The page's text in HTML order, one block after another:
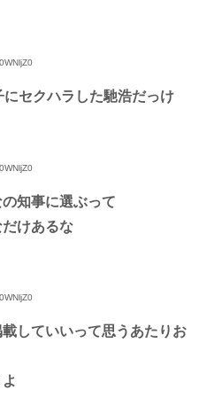
にセクハラした馳浩だっけ
知事に選ぶって
けあるな
していいって思うあたりお